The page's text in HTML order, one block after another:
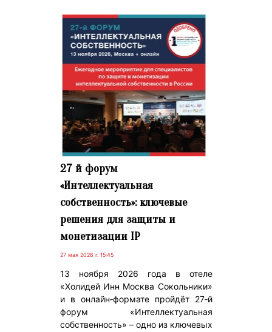
27 й форум
«Интеллектуальная
собственность»: ключевые
решения для защиты и
монетизации IP
27 мая 2026 г. 15:45
13 ноября 2026 года в отеле
«Холидей Инн Москва Сокольники»
и в онлайн‑формате пройдёт 27‑й
форум «Интеллектуальная
собственность» – одно из ключевых